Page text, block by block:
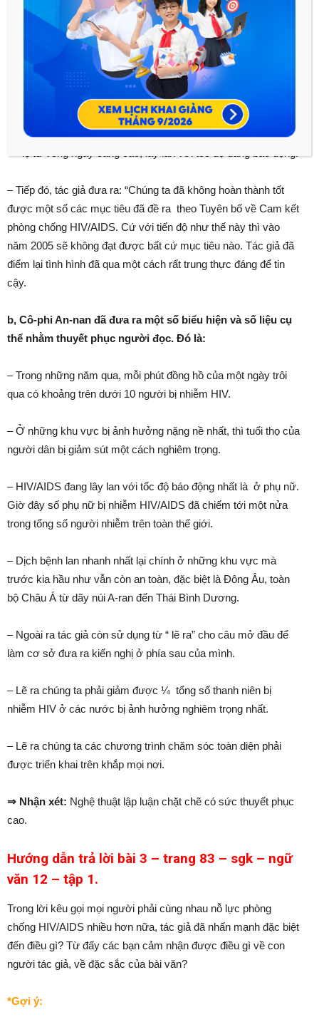
Hầu hết các quốc gia đã xây dựng chiến lược phòng chống
HIV/AIDS.
Ngày càng nhiều các công ty áp dụng chính sách phòng
chống HIV/AIDS tại chính nơi làm việc.
Các nhóm từ thiện, thanh niên tình nguyện cộng đồng luôn
đi đầu trong cuộc chiến chống AIDS. Tuy nhiên với những
kết quả đó thì đại dịch HIV/AIDS vẫn chưa có dấu hiệu
thuyên giảm và hiện tại vẫn hoành hành tràn lan dẫn đến tỷ
– Tiếp đó, tác giả đưa ra: “Chúng ta đã không hoàn thành tốt
được một số các mục tiêu đã đề ra theo Tuyên bố về Cam kết
phòng chống HIV/AIDS. Cứ với tiến độ như thế này thì vào
năm 2005 sẽ không đạt được bất cứ mục tiêu nào. Tác giả đã
điểm lại tình hình đã qua một cách rất trung thực đáng để tin
cậy.
b, Cô-phi An-nan đã đưa ra một số biểu hiện và số liệu cụ
thể nhằm thuyết phục người đọc. Đó là:
– Trong những năm qua, mỗi phút đồng hồ của một ngày trôi
qua có khoảng trên dưới 10 người bị nhiễm HIV.
– Ở những khu vực bị ảnh hưởng nặng nề nhất, thì tuổi thọ của
người dân bị giảm sút một cách nghiêm trọng.
– HIV/AIDS đang lây lan với tốc độ báo động nhất là ở phụ nữ.
Giờ đây số phụ nữ bị nhiễm HIV/AIDS đã chiếm tới một nửa
trong tổng số người nhiễm trên toàn thế giới.
– Dịch bệnh lan nhanh nhất lại chính ở những khu vực mà
trước kia hầu như vẫn còn an toàn, đặc biệt là Đông Âu, toàn
bộ Châu Á từ dãy núi A-ran đến Thái Bình Dương.
– Ngoài ra tác giả còn sử dụng từ “ lẽ ra” cho câu mở đầu để
làm cơ sở đưa ra kiến nghị ở phía sau của mình.
– Lẽ ra chúng ta phải giảm được ¼ tổng số thanh niên bị
nhiễm HIV ở các nước bị ảnh hưởng nghiêm trọng nhất.
– Lẽ ra chúng ta các chương trình chăm sóc toàn diện phải
được triển khai trên khắp mọi nơi.
⇒ Nhận xét: Nghệ thuật lập luận chặt chẽ có sức thuyết phục
cao.
Hướng dẫn trả lời bài 3 – trang 83 – sgk – ngữ
văn 12 – tập 1.
Trong lời kêu gọi mọi người phải cùng nhau nỗ lực phòng
chống HIV/AIDS nhiều hơn nữa, tác giả đã nhấn mạnh đặc biệt
đến điều gì? Từ đấy các bạn cảm nhận được điều gì về con
người tác giả, về đặc sắc của bài văn?
*Gợi ý: